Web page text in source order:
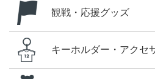
観戦・応援グッズ
キーホルダー・アクセ